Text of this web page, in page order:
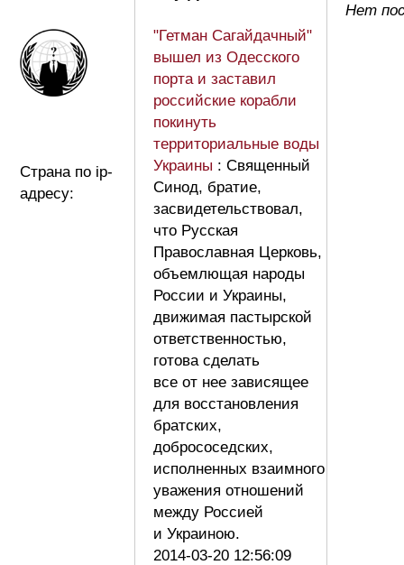
Страна по ip-
адресу:
"Гетман Сагайдачный"
вышел из Одесского
порта и заставил
российские корабли
покинуть
территориальные воды
Украины : Священный
Синод, братие,
засвидетельствовал,
что Русская
Православная Церковь,
объемлющая народы
России и Украины,
движимая пастырской
ответственностью,
готова сделать
все от нее зависящее
для восстановления
братских,
добрососедских,
исполненных взаимного
уважения отношений
между Россией
и Украиною.
2014-03-20 12:56:09
Нет